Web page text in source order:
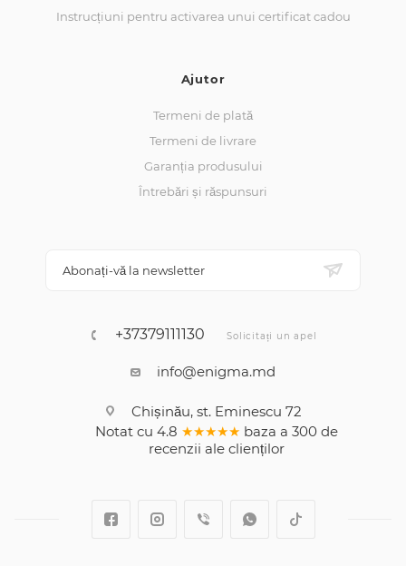
Instrucțiuni pentru activarea unui certificat cadou
Ajutor
Termeni de plată
Termeni de livrare
Garanția produsului
Întrebări și răspunsuri
Abonați-vă la newsletter
+37379111130 Solicitați un apel
info@enigma.md
Chișinău, st. Eminescu 72
Notat cu 4.8 ★★★★★ baza a 300 de
recenzii ale clienților